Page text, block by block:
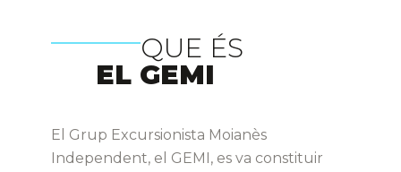
QUE ÉS
EL GEMI
El Grup Excursionista Moianès
Independent, el GEMI, es va constituir